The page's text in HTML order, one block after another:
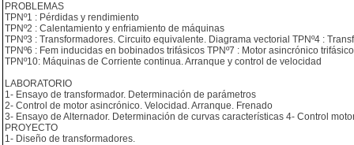
PROBLEMAS
TPNº1 : Pérdidas y rendimiento
TPNº2 : Calentamiento y enfriamiento de máquinas
TPNº3 : Transformadores. Circuito equivalente. Diagrama vectorial TPNº4 :
TPNº6 : Fem inducidas en bobinados trifásicos TPNº7 : Motor asincrónico
TPNº10: Máquinas de Corriente continua. Arranque y control de velocidad
LABORATORIO
1- Ensayo de transformador. Determinación de parámetros
2- Control de motor asincrónico. Velocidad. Arranque. Frenado
3- Ensayo de Alternador. Determinación de curvas características 4- Control
PROYECTO
1- Diseño de transformadores.